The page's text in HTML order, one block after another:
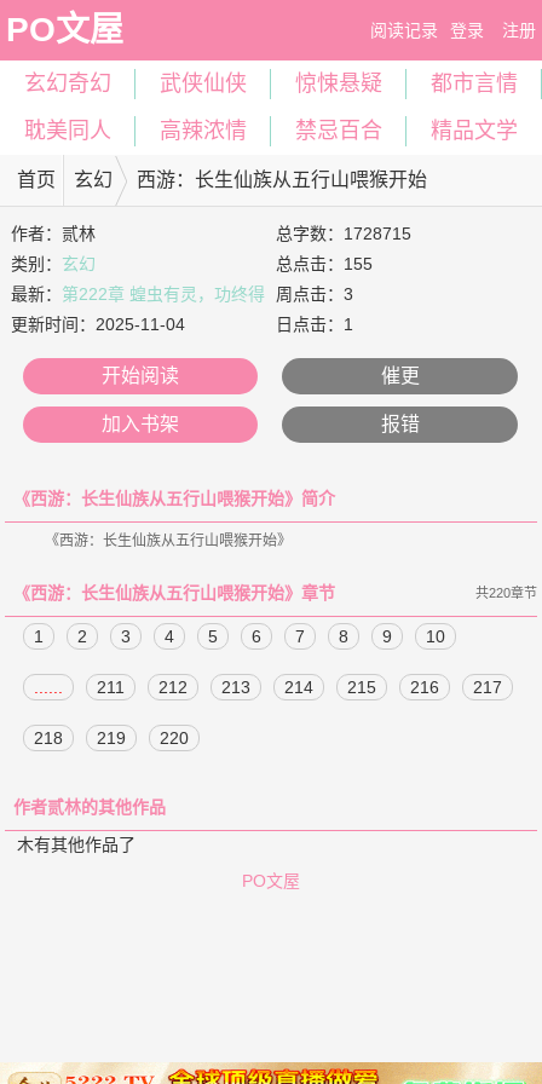
PO文屋 阅读记录 登录 注册
玄幻奇幻 武侠仙侠 惊悚悬疑
都市言情
耽美同人
高辣浓情 禁忌百合 精品文学
首页 玄幻 西游：长生仙族从五行山喂猴开始
作者： 贰林
类别： 玄幻
最新： 第222章 蝗虫有灵，功终得
赏
更新时间： 2025-11-04
总字数：1728715
总点击：155
周点击：3
日点击：1
开始阅读 催更
加入书架 报错
《西游：长生仙族从五行山喂猴开始》简介
《西游：长生仙族从五行山喂猴开始》章节 共220章节
1 2 3 4 5 6 7 8 9 10
211 212 213 214 215 216 217
218 219 220
作者贰林的其他作品
木有其他作品了
PO文屋